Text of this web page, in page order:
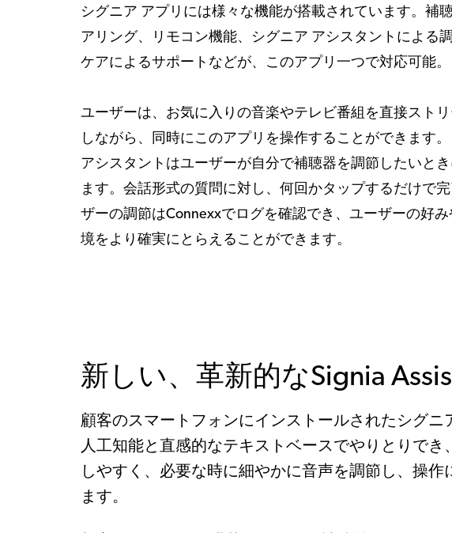
シグニア アプリには様々な機能が搭載されています。補
アリング、リモコン機能、シグニア アシスタントによる
ケアによるサポートなどが、このアプリ一つで対応可能。
ユーザーは、お気に入りの音楽やテレビ番組を直接スト
しながら、同時にこのアプリを操作することができます
アシスタントはユーザーが自分で補聴器を調節したいと
ます。会話形式の質問に対し、何回かタップするだけで
ザーの調節はConnexxでログを確認でき、ユーザーの好み
境をより確実にとらえることができます。
新しい、革新的なSignia
顧客のスマートフォンにインストールされたシグニ
人工知能と直感的なテキストベースでやりとりで
しやすく、必要な時に細やかに音声を調節し、操
ます。